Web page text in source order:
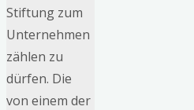
Stiftung zum
Unternehmen
zählen zu
dürfen. Die
von einem der